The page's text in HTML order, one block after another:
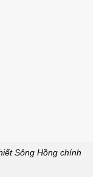
Sông Hồng chính